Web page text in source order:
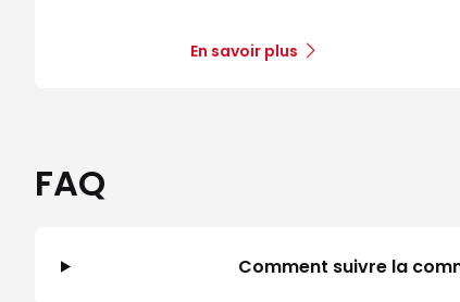
En savoir plus
FAQ
Comment suivre la